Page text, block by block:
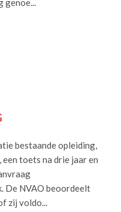
genoe...
bestaande opleiding,
toets na drie jaar en
De NVAO beoordeelt
zij voldo...